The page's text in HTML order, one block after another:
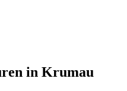
in Krumau